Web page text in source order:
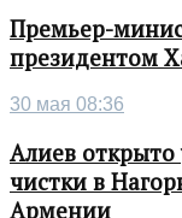
Премьер-
президентом
30 мая 08:36
Алиев открыто
чистки в
Армении